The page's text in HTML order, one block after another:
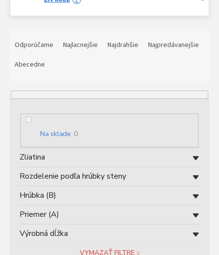
e
Odporúčame Najlacnejšie Najdrahšie
Najpredávanejšie
Abecedne
Na sklade 0
Hrúbka (B)
Priemer (A)
Rozdelenie podľa hrúbky steny
Výrobná dĺžka
Zliatina
VYMAZAŤ FILTRE